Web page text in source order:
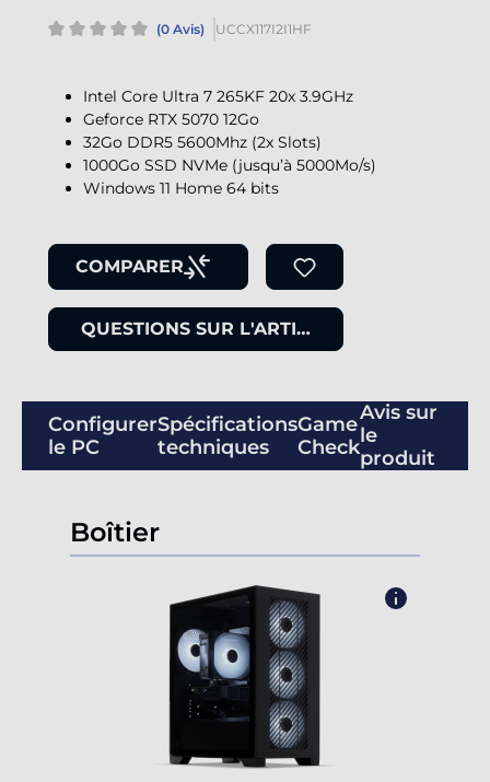
(0 Avis) UCCX117I2I1HF
Intel Core Ultra 7 265KF 20x 3.9GHz
Geforce RTX 5070 12Go
32Go DDR5 5600Mhz (2x Slots)
1000Go SSD NVMe (jusqu’à 5000Mo/s)
Windows 11 Home 64 bits
COMPARER
QUESTIONS SUR L'ARTICLE
Configurer
le PC
Spécifications
techniques
Game
Check
Avis sur
le
produit
Boîtier